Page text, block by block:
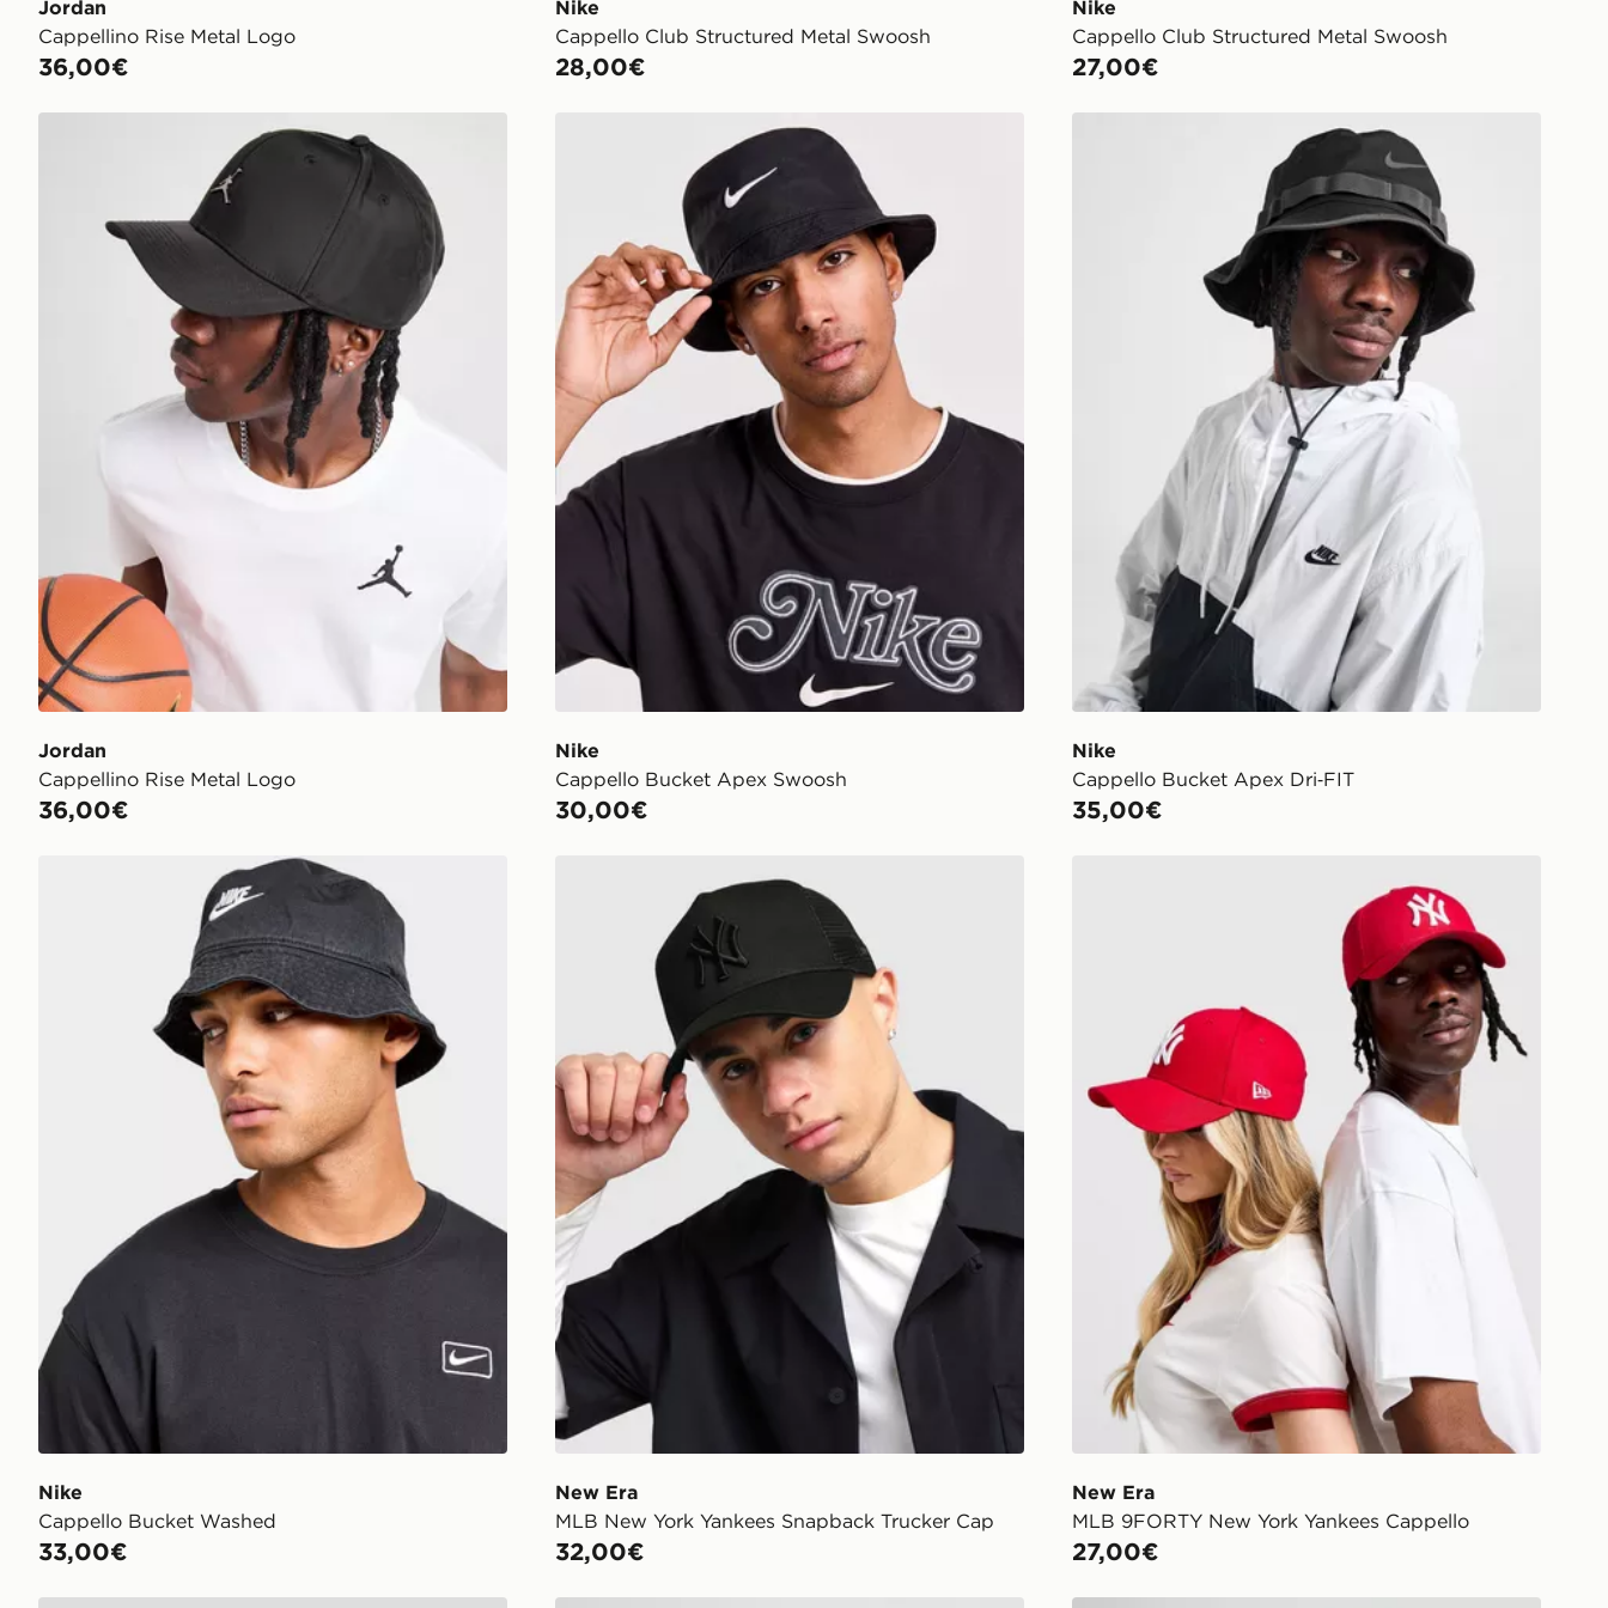
Jordan
Cappellino Rise Metal Logo
36,00€
Nike
Cappello Club Structured Metal Swoosh
28,00€
Nike
Cappello Club Structured Metal Swoosh
27,00€
Jordan Cappellino Rise Metal Logo
Jordan
Cappellino Rise Metal Logo
36,00€
Nike Cappello Bucket Apex Swoosh
Nike
Cappello Bucket Apex Swoosh
30,00€
Nike Cappello Bucket Apex Dri‑FIT
Nike
Cappello Bucket Apex Dri‑FIT
35,00€
Nike Cappello Bucket Washed
Nike
Cappello Bucket Washed
33,00€
New Era
MLB New York Yankees Snapback Trucker Cap
32,00€
New Era
MLB 9FORTY New York Yankees Cappello
27,00€